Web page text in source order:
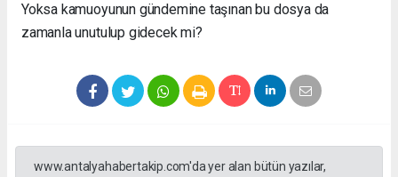
Yoksa kamuoyunun gündemine taşınan bu dosya da
zamanla unutulup gidecek mi?
www.antalyahabertakip.com'da yer alan bütün yazılar,